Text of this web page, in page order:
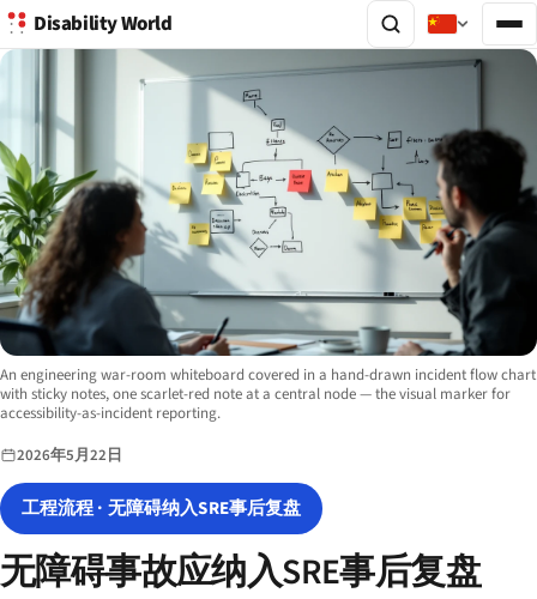
Disability World
Image description:
An engineering war-room whiteboard covered in a hand-drawn incident flow chart
with sticky notes, one scarlet-red note at a central node — the visual marker for
accessibility-as-incident reporting.
2026年5月22日
工程流程 · 无障碍纳入SRE事后复盘
无障碍事故应纳入SRE事后复盘